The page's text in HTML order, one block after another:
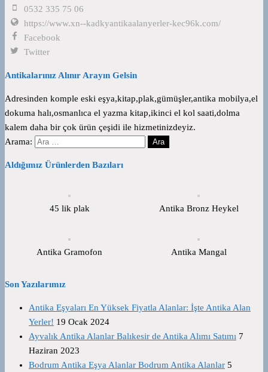
0532 335 75 06
https://www.xn--kadkyantikaalanyerler-kec96k.com/
Facebook
Twitter
Antikalarınız Alınır Arayın Gelsin
Adresinden komple eski eşya,kitap,plak,gümüşler,antika mobilya,el
dokuma halı,osmanlıca el yazma kitap,ikinci el kol saati,dolma
kalem daha bir çok ürün çeşidi ile hizmetinizdeyiz.
Arama:
Aldığımız Ürünlerden Bazıları
45 lik plak Antika Bronz Heykel
Antika Gramofon Antika Mangal
Son Yazılarımız
Antika Eşyaları En Yüksek Fiyatla Alanlar: İşte Antika Alan
Yerler! 19 Ocak 2024
Ayvalık Antika Alanlar Balıkesir de Antika Alımı Satımı 7
Haziran 2023
Bodrum Antika Eşya Alanlar Bodrum Antika Alanlar 5